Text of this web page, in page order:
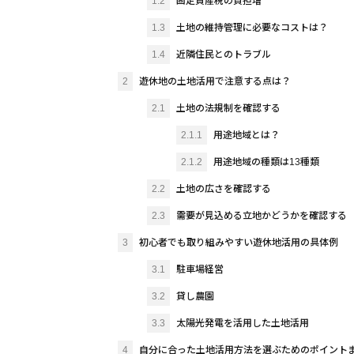
1.3 土地の維持管理に必要なコストは？
1.4 近隣住民とのトラブル
2 遊休地の土地活用で注意する点は？
2.1 土地の法規制を確認する
2.1.1 用途地域とは？
2.1.2 用途地域の種類は13種類
2.2 土地の広さを確認する
2.3 需要が見込める立地かどうかを確認する
3 初心者でも取り組みやすい遊休地活用の具体例
3.1 駐車場経営
3.2 貸し農園
3.3 太陽光発電を活用した土地活用
4 自分に合った土地活用方法を選ぶためのポイント